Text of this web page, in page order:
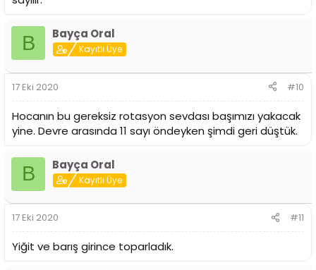
B Bayça Oral
Kayıtlı Üye
17 Eki 2020 #10
Hocanın bu gereksiz rotasyon sevdası başımızı yakacak
yine. Devre arasında 11 sayı öndeyken şimdi geri düştük.
B Bayça Oral
Kayıtlı Üye
17 Eki 2020 #11
Yiğit ve barış girince toparladık.